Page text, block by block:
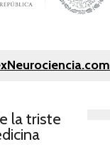
la triste